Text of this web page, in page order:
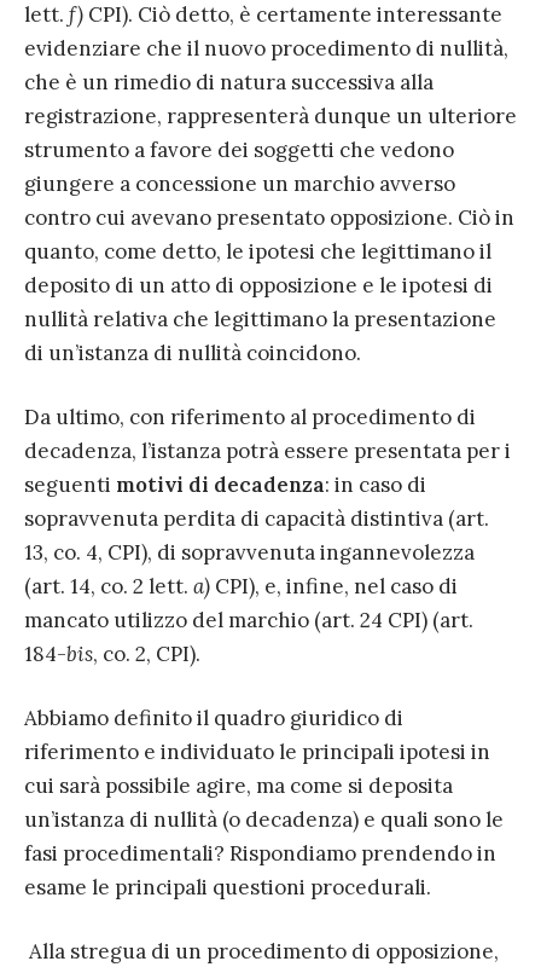
lett. f) CPI). Ciò detto, è certamente interessante
evidenziare che il nuovo procedimento di nullità,
che è un rimedio di natura successiva alla
registrazione, rappresenterà dunque un ulteriore
strumento a favore dei soggetti che vedono
giungere a concessione un marchio avverso
contro cui avevano presentato opposizione. Ciò in
quanto, come detto, le ipotesi che legittimano il
deposito di un atto di opposizione e le ipotesi di
nullità relativa che legittimano la presentazione
di un’istanza di nullità coincidono.
Da ultimo, con riferimento al procedimento di
decadenza, l’istanza potrà essere presentata per i
seguenti motivi di decadenza: in caso di
sopravvenuta perdita di capacità distintiva (art.
13, co. 4, CPI), di sopravvenuta ingannevolezza
(art. 14, co. 2 lett. a) CPI), e, infine, nel caso di
mancato utilizzo del marchio (art. 24 CPI) (art.
184-bis, co. 2, CPI).
Abbiamo definito il quadro giuridico di
riferimento e individuato le principali ipotesi in
cui sarà possibile agire, ma come si deposita
un’istanza di nullità (o decadenza) e quali sono le
fasi procedimentali? Rispondiamo prendendo in
esame le principali questioni procedurali.
Alla stregua di un procedimento di opposizione,